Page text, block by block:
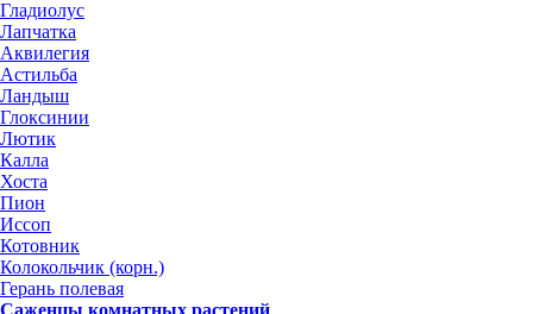
Гладиолус
Лапчатка
Аквилегия
Астильба
Ландыш
Глоксинии
Лютик
Калла
Хоста
Пион
Иссоп
Котовник
Колокольчик (корн.)
Герань полевая
Саженцы комнатных растений